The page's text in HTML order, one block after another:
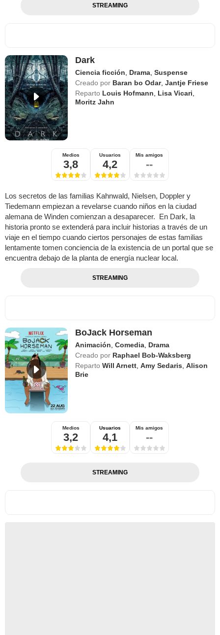
STREAMING
Dark
Ciencia ficción Drama ,Suspense
Creado por Baran bo Odar,Jantje Friese
Reparto Louis Hofmann Lisa Vicari
Moritz Jahn
Medios
3,8
Usuarios
4,2
Mis amigos
--
Los secretos de las familias Kahnwald, Nielsen, Doppler y
Tiedemann empiezan a revelarse cuando niños en la ciudad
alemana de Winden comienzan a desaparecer. En Dark, la
historia pronto se extenderá para incluir historias a través de un
viaje en el tiempo cuando ciertos personajes de estas familias
lentamente tomen conciencia de la existencia de un portal que se
encuentra debajo de la planta de energía nuclear local.
STREAMING
BoJack Horseman
Animación,Comedia, Drama
Creado por Raphael Bob-Waksberg
Reparto Will Arnett,Amy Sedaris,Alison
Brie
Medios
3,2
Usuarios
4,1
Mis amigos
--
STREAMING